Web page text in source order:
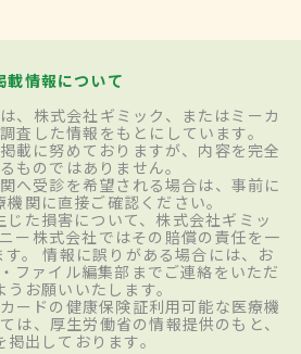
載情報について
、株式会社ギミック、またはミーカ
査した情報をもとにしています。
載に努めておりますが、内容を完全
ものではありません。
へ受診を希望される場合は、事前に
関に直接ご確認ください。
じた損害について、株式会社ギミッ
ー株式会社ではその賠償の責任を一
。 情報に誤りがある場合には、お
ファイル編集部までご連絡をいただ
うお願いいたします。
ードの健康保険証利用可能な医療機
は、厚生労働省の情報提供のもと、
掲出しております。